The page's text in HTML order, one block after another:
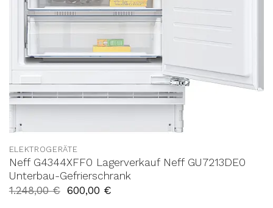
ELEKTROGERÄTE
Neff G4344XFF0 Lagerverkauf Neff GU7213DE0
Unterbau-Gefrierschrank
1.248,00€ 600,00 €